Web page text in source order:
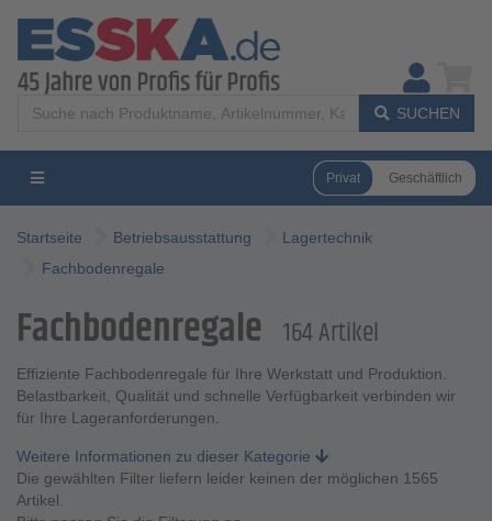
SUCHEN
Privat Geschäftlich
Startseite Betriebsausstattung
Lagertechnik
Fachbodenregale
Fachbodenregale 164 Artikel
Effiziente Fachbodenregale für Ihre Werkstatt und Produktion.
Belastbarkeit, Qualität und schnelle Verfügbarkeit verbinden wir
für Ihre Lageranforderungen.
Weitere Informationen zu dieser Kategorie
Die gewählten Filter liefern leider keinen der möglichen 1565
Artikel.